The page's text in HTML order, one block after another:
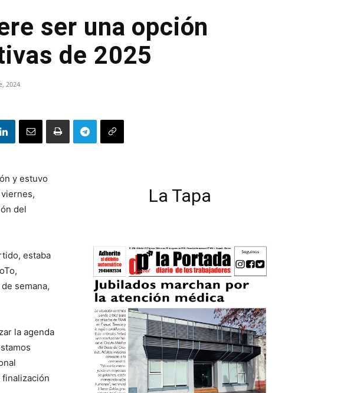
ser una opción
de 2025
2024
y estuvo
del
estaba
semana,
la agenda
La Tapa